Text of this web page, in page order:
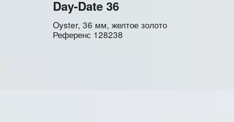
Day-Date 36
Oyster, 36 мм, желтое золото
Референс 128238